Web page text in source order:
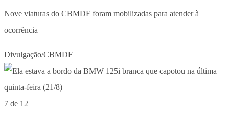
Nove viaturas do CBMDF foram mobilizadas para atender à
ocorrência
Divulgação/CBMDF
7 de 12